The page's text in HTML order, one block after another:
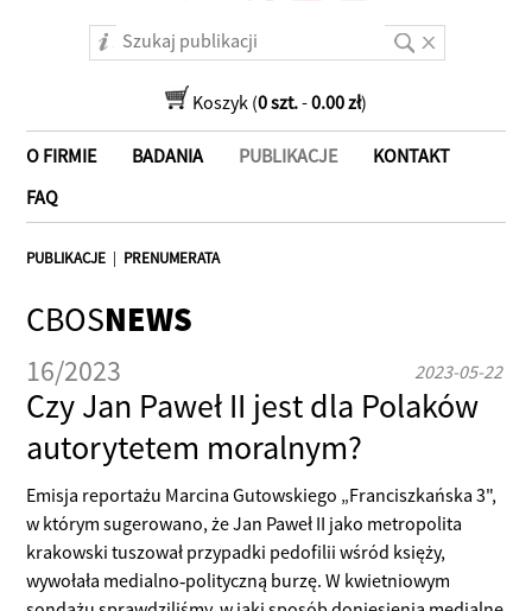
Koszyk (0 szt.-0.00 zł)
O FIRMIE BADANIA PUBLIKACJE
KONTAKT
FAQ
PUBLIKACJE | PRENUMERATA
CBOSNEWS
16/2023 2023-05-22
Czy Jan Paweł II jest dla Polaków
autorytetem moralnym?
Emisja reportażu Marcina Gutowskiego „Franciszkańska 3",
w którym sugerowano, że Jan Paweł II jako metropolita
krakowski tuszował przypadki pedofilii wśród księży,
wywołała medialno­‑polityczną burzę. W kwietniowym